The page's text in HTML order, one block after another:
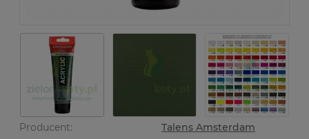
Producent:
Talens Amsterdam